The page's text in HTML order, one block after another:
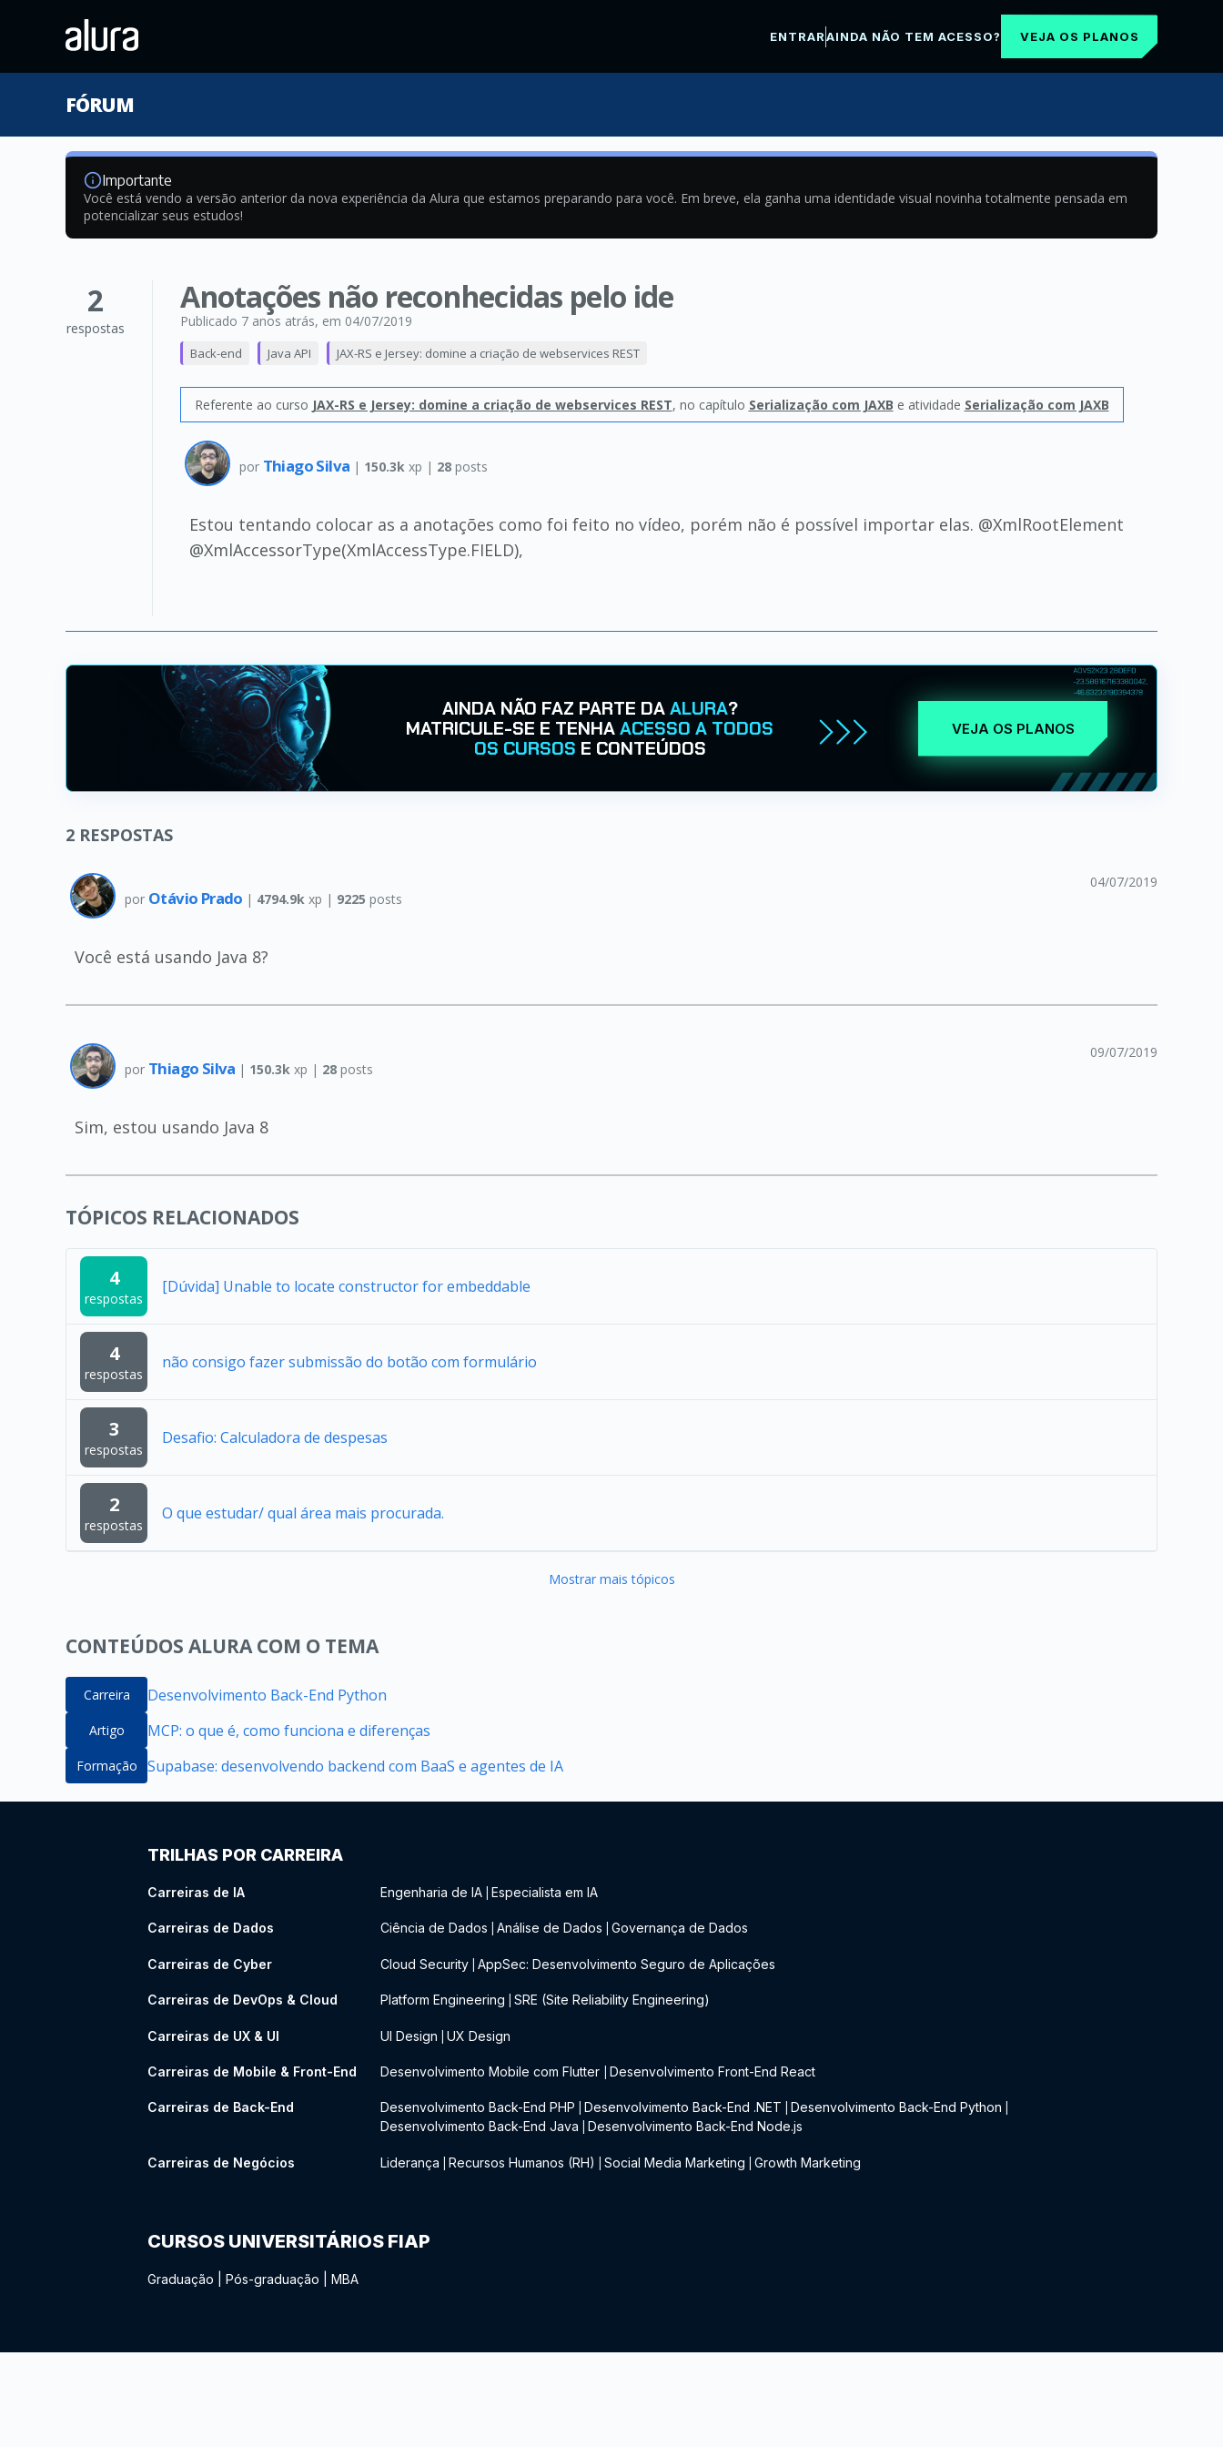
ENTRARAINDA NÃO TEM ACESSO? VEJA OS PLANOS
FÓRUM
Importante
Você está vendo a versão anterior da nova experiência da Alura que estamos preparando para você. Em breve, ela ganha uma identidade visual novinha totalmente pensada em
potencializar seus estudos!
2
respostas
Anotações não reconhecidas pelo ide
Publicado 7 anos atrás, em 04/07/2019
Back-end Java API JAX-RS e Jersey: domine a criação de webservices REST
Referente ao curso JAX-RS e Jersey: domine a criação de webservices REST, no capítulo Serialização com JAXB e atividade Serialização com JAXB
por Thiago Silva | 150.3k xp | 28posts
Estou tentando colocar as a anotações como foi feito no vídeo, porém não é possível importar elas. @XmlRootElement
@XmlAccessorType(XmlAccessType.FIELD),
AINDA NÃO FAZ PARTE DAALURA?
MATRICULE-SE E TENHAACESSO A TODOS
OS CURSOS E CONTEÚDOS
VEJA OS PLANOS
2 RESPOSTAS
por Otávio Prado | 4794.9k xp | 9225 posts
04/07/2019
Você está usando Java 8?
por Thiago Silva | 150.3k xp | 28 posts
09/07/2019
Sim, estou usando Java 8
TÓPICOS RELACIONADOS
4
respostas
[Dúvida] Unable to locate constructor for embeddable
4
respostas
não consigo fazer submissão do botão com formulário
3
respostas
Desafio: Calculadora de despesas
2
respostas
O que estudar/ qual área mais procurada.
Mostrar mais tópicos
CONTEÚDOS ALURA COM O TEMA
Carreira Desenvolvimento Back-End Python
Artigo MCP: o que é, como funciona e diferenças
Formação Supabase: desenvolvendo backend com BaaS e agentes de IA
TRILHAS POR CARREIRA
Carreiras de IA Engenharia de IA Especialista em IA
Carreiras de Dados Ciência de Dados Análise de Dados Governança de Dados
Carreiras de Cyber Cloud Security AppSec: Desenvolvimento Seguro de Aplicações
Carreiras de DevOps & Cloud Platform Engineering SRE (Site Reliability Engineering)
Carreiras de UX & UI UI Design UX Design
Carreiras de Mobile & Front-End Desenvolvimento Mobile com Flutter Desenvolvimento Front-End React
Carreiras de Back-End Desenvolvimento Back-End PHP Desenvolvimento Back-End .NET Desenvolvimento Back-End Python
Desenvolvimento Back-End Java Desenvolvimento Back-End Node.js
Carreiras de Negócios Liderança Recursos Humanos (RH) Social Media Marketing Growth Marketing
CURSOS UNIVERSITÁRIOS FIAP
Graduação Pós-graduação MBA